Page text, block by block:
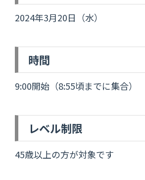
2024年3月20日（水）
時間
9:00開始（8:55頃までに集合）
レベル制限
45歳以上の方が対象です